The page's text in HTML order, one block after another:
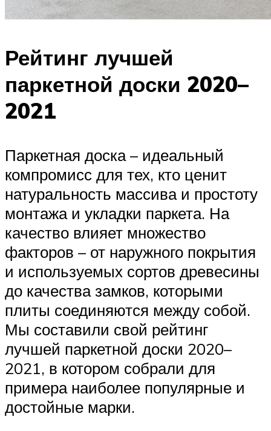
Рейтинг лучшей
паркетной доски 2020–
2021
Паркетная доска – идеальный
компромисс для тех, кто ценит
натуральность массива и простоту
монтажа и укладки паркета. На
качество влияет множество
факторов – от наружного покрытия
и используемых сортов древесины
до качества замков, которыми
плиты соединяются между собой.
Мы составили свой рейтинг
лучшей паркетной доски 2020–
2021, в котором собрали для
примера наиболее популярные и
достойные марки.